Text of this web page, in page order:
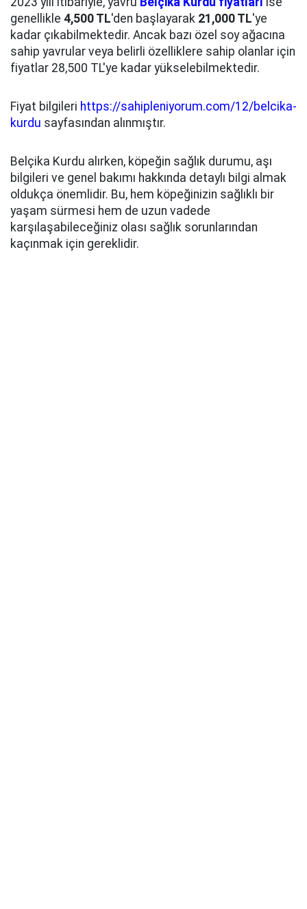
genellikle 4,500 TL'den başlayarak 21,000 TL'ye
kadar çıkabilmektedir. Ancak bazı özel soy ağacına
sahip yavrular veya belirli özelliklere sahip olanlar için
fiyatlar 28,500 TL'ye kadar yükselebilmektedir.
Fiyat bilgileri https://sahipleniyorum.com/12/belcika-
kurdu sayfasından alınmıştır.
Belçika Kurdu alırken, köpeğin sağlık durumu, aşı
bilgileri ve genel bakımı hakkında detaylı bilgi almak
oldukça önemlidir. Bu, hem köpeğinizin sağlıklı bir
yaşam sürmesi hem de uzun vadede
karşılaşabileceğiniz olası sağlık sorunlarından
kaçınmak için gereklidir.